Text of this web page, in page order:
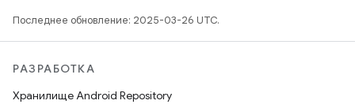
Последнее обновление: 2025-03-26 UTC.
РАЗРАБОТКА
Хранилище Android Repository